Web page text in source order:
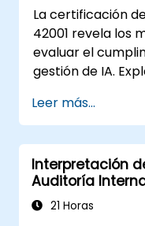
La certificación
42001 revela los
evaluar el
gestión de IA.
de la inteligencia
para auditorías,
de conformidad
las normas ISO
Proporciona a los
habilidades para
Leer más...
Interpretación
Auditoría
21 Horas